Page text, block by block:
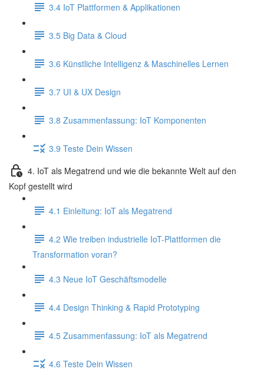
3.4 IoT Plattformen & Applikationen
3.5 Big Data & Cloud
3.6 Künstliche Intelligenz & Maschinelles Lernen
3.7 UI & UX Design
3.8 Zusammenfassung: IoT Komponenten
3.9 Teste Dein Wissen
4. IoT als Megatrend und wie die bekannte Welt auf den
Kopf gestellt wird
4.1 Einleitung: IoT als Megatrend
4.2 Wie treiben industrielle IoT-Plattformen die
Transformation voran?
4.3 Neue IoT Geschäftsmodelle
4.4 Design Thinking & Rapid Prototyping
4.5 Zusammenfassung: IoT als Megatrend
4.6 Teste Dein Wissen